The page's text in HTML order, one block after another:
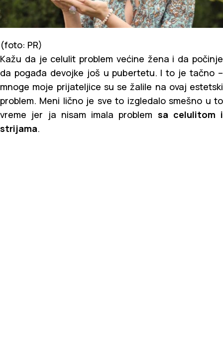
(foto: PR)
Kažu da je celulit problem većine žena i da počinje
da pogađa devojke još u pubertetu. I to je tačno –
mnoge moje prijateljice su se žalile na ovaj estetski
problem. Meni lično je sve to izgledalo smešno u to
vreme jer ja nisam imala problem sa celulitom i
strijama.